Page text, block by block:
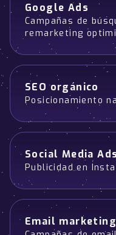
Google Ads
Campañas de
remarketing
SEO orgánico
Posicionamiento
Social Media Ads
Publicidad en
Email marketing